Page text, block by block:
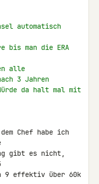
automatisch
bis man die ERA
alle
3 Jahren
da halt mal mit
Chef habe ich
gibt es nicht,
9 effektiv über 60k